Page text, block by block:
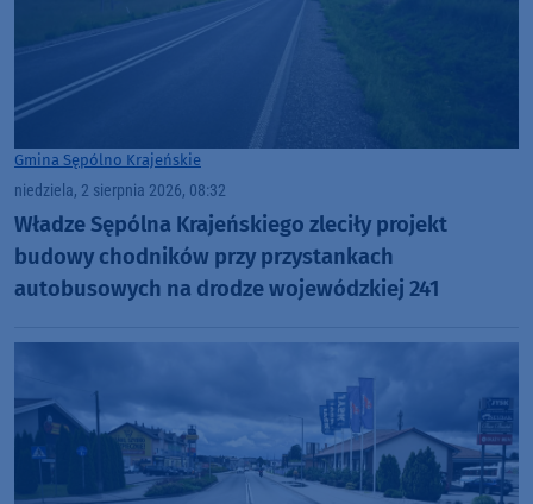
Gmina Sępólno Krajeńskie
niedziela, 2 sierpnia 2026, 08:32
Władze Sępólna Krajeńskiego zleciły projekt
budowy chodników przy przystankach
autobusowych na drodze wojewódzkiej 241